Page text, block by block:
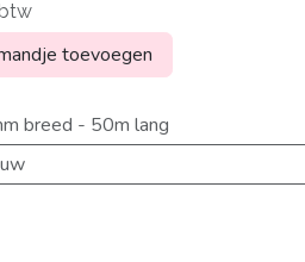
toevoegen
breed - 50m lang